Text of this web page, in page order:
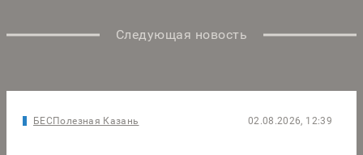
Следующая новость
БЕСПолезная Казань 02.08.2026, 12:39